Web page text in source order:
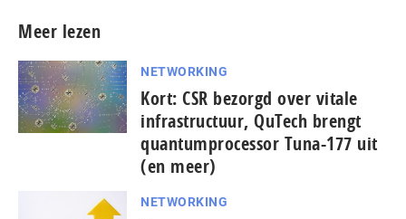
Meer lezen
NETWORKING
Kort: CSR bezorgd over vitale
infrastructuur, QuTech brengt
quantumprocessor Tuna-177 uit
(en meer)
NETWORKING